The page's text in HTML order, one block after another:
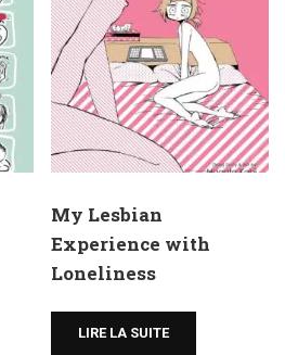
My Lesbian
Experience with
Loneliness
LIRE LA SUITE